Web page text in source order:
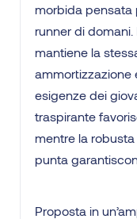
morbida pensata
runner di domani.
mantiene la
ammortizzazione
esigenze dei
traspirante
mentre la
punta
Proposta in